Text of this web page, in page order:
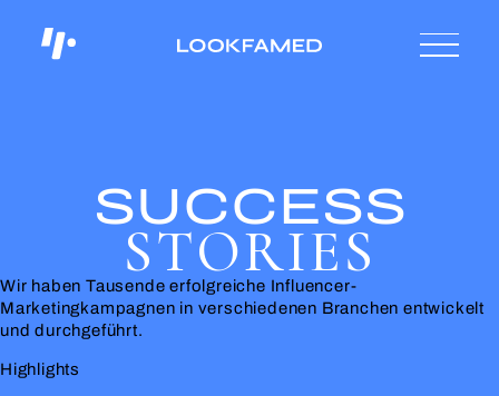
SUCCESS
STORIES
Wir haben Tausende erfolgreiche Influencer-
Marketingkampagnen in verschiedenen Branchen entwickelt
und durchgeführt.
Highlights